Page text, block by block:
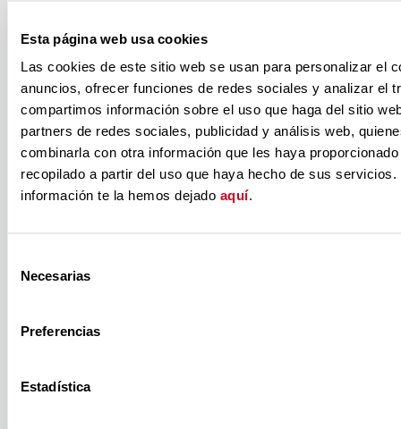
Esta página web usa cookies
Las cookies de este sitio web se usan para personalizar el
anuncios, ofrecer funciones de redes sociales y analizar el
compartimos información sobre el uso que haga del sitio
partners de redes sociales, publicidad y análisis web,
combinarla con otra información que les haya
recopilado a partir del uso que haya hecho de sus
información te la hemos dejado aquí.
Necesarias
Preferencias
Estadística
on line33
Encuentro:
‘Castilla La
Mancha ON’,
del Proyecto
‘Mujeres en
modo ON VG’